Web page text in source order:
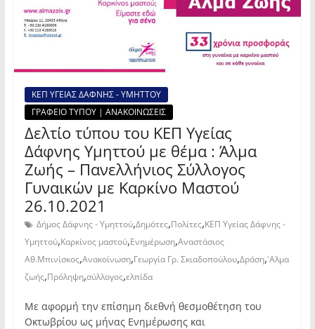
ΚΕΠ ΥΓΕΙΑΣ ΔΑΦΝΗΣ - ΥΜΗΤΤΟΥ
ΓΡΑΦΕΙΟ ΤΥΠΟΥ | ΑΝΑΚΟΙΝΩΣΕΙΣ
Δελτίο τύπου του ΚΕΠ Υγείας
Δάφνης Υμηττού με θέμα : Άλμα
Ζωής – Πανελλήνιος Σύλλογος
Γυναικών με Καρκίνο Μαστού
26.10.2021
Δήμος Δάφνης - Υμηττού,Δημότες,Πολίτες,ΚΕΠ Υγείας Δάφνης -
Υμηττού,Καρκίνος μαστού,Ενημέρωση,Αναστάσιος
Αθ.Μπινίσκος,Ανακοίνωση,Γεωργία Γρ. Σκιαδοπούλου,Δράση,'Αλμα
ζωής,Πρόληψη,σύλλογος,ελπίδα
Με αφορμή την επίσημη διεθνή θεσμοθέτηση του
Οκτωβρίου ως μήνας Ενημέρωσης και